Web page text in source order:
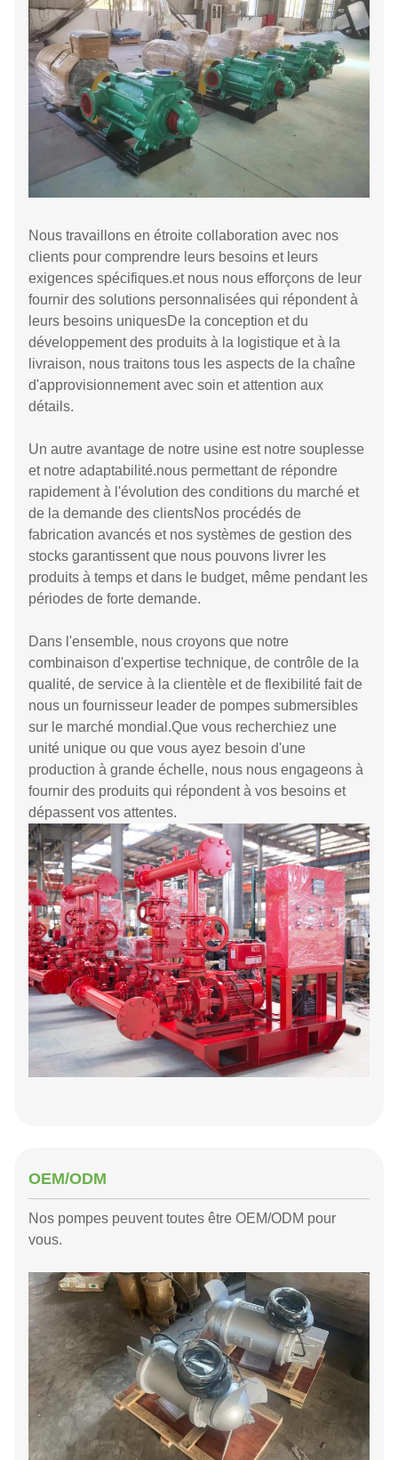
Nous travaillons en étroite collaboration avec nos
clients pour comprendre leurs besoins et leurs
exigences spécifiques.et nous nous efforçons de leur
fournir des solutions personnalisées qui répondent à
leurs besoins uniquesDe la conception et du
développement des produits à la logistique et à la
livraison, nous traitons tous les aspects de la chaîne
d'approvisionnement avec soin et attention aux
détails.
Un autre avantage de notre usine est notre souplesse
et notre adaptabilité.nous permettant de répondre
rapidement à l'évolution des conditions du marché et
de la demande des clientsNos procédés de
fabrication avancés et nos systèmes de gestion des
stocks garantissent que nous pouvons livrer les
produits à temps et dans le budget, même pendant les
périodes de forte demande.
Dans l'ensemble, nous croyons que notre
combinaison d'expertise technique, de contrôle de la
qualité, de service à la clientèle et de flexibilité fait de
nous un fournisseur leader de pompes submersibles
sur le marché mondial.Que vous recherchiez une
unité unique ou que vous ayez besoin d'une
production à grande échelle, nous nous engageons à
fournir des produits qui répondent à vos besoins et
dépassent vos attentes.
OEM/ODM
Nos pompes peuvent toutes être OEM/ODM pour
vous.